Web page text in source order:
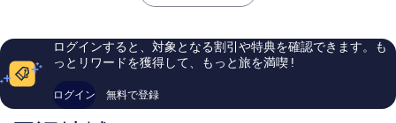
ミ
件
件
テ
ィ
件
の
ログインすると、対象となる割引や特典を確認できます。も
っとリワードを獲得して、もっと旅を満喫 !
ログイン 無料で登録